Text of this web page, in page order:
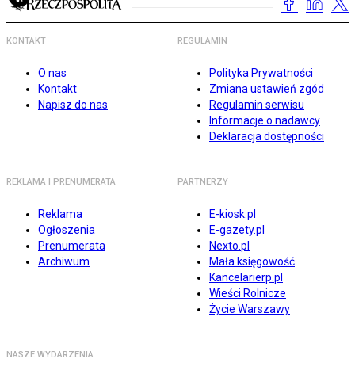
KONTAKT
O nas
Kontakt
Napisz do nas
REGULAMIN
Polityka Prywatności
Zmiana ustawień zgód
Regulamin serwisu
Informacje o nadawcy
Deklaracja dostępności
REKLAMA I PRENUMERATA
Reklama
Ogłoszenia
Prenumerata
Archiwum
PARTNERZY
E-kiosk.pl
E-gazety.pl
Nexto.pl
Mała księgowość
Kancelarierp.pl
Wieści Rolnicze
Życie Warszawy
NASZE WYDARZENIA